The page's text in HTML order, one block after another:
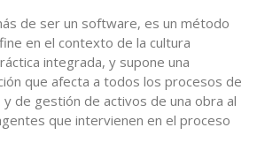
de ser un software, es un método
en el contexto de la cultura
integrada, y supone una
que afecta a todos los procesos de
de gestión de activos de una obra al
que intervienen en el proceso